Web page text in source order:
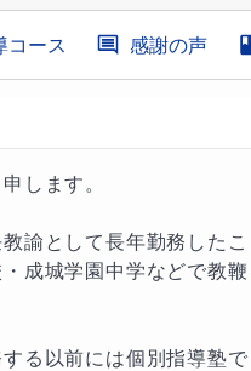
コース 感謝の声
します。
諭として長年勤務した
成城学園中学などで教
る以前には個別指導塾